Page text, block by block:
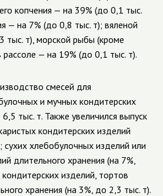
копчения — на 39% (до 0,1 тыс.
— на 7% (до 0,8 тыс. т); вяленой
т), морской рыбы (кроме
рассоле — на 19% (до 0,1 тыс. т).
смесей для
и мучных кондитерских
тыс. т. Также увеличился выпуск
кондитерских изделий
сухих хлебобулочных изделий или
длительного хранения (на 7%,
изделий, тортов
хранения (на 3%, до 2,3 тыс. т).